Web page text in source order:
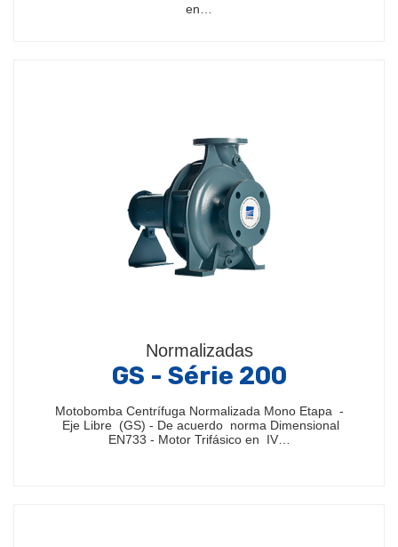
en…
Normalizadas
GS - Série 200
Motobomba Centrífuga Normalizada Mono Etapa -
Eje Libre (GS) - De acuerdo norma Dimensional
EN733 - Motor Trifásico en IV…